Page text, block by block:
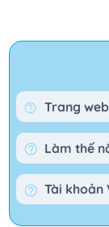
Trang
Làm thế
Tài khoản